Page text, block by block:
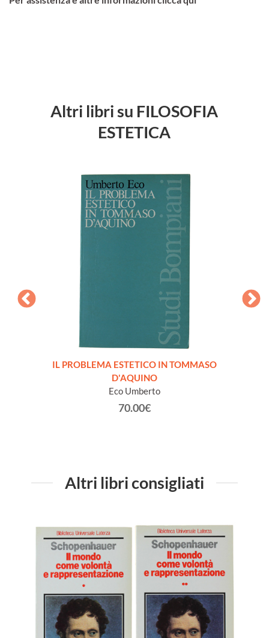
Altri libri su FILOSOFIA
ESTETICA
IL PROBLEMA ESTETICO IN TOMMASO
D'AQUINO
Eco Umberto
70.00€
Altri libri consigliati